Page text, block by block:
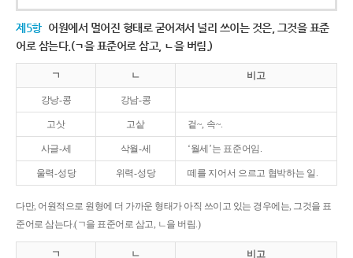
제5항 어원에서 멀어진 형태로 굳어져서 널리 쓰이는 것은, 그것을 표준
어로 삼는다.(ㄱ을 표준어로 삼고, ㄴ을 버림.)
ㄱ ㄴ 비고
강낭-콩 강남-콩
고삿 고샅 겉~, 속~.
사글-세 삭월-세 ‘월세’는 표준어임.
울력-성당 위력-성당 떼를 지어서 으르고 협박하는 일.
다만, 어원적으로 원형에 더 가까운 형태가 아직 쓰이고 있는 경우에는, 그것을 표
준어로 삼는다.(ㄱ을 표준어로 삼고, ㄴ을 버림.)
ㄱ ㄴ 비고